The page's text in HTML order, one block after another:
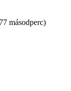
másodperc)